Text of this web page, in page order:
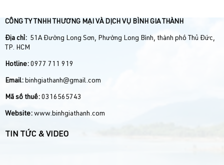
CÔNG TY TNHH THƯƠNG MẠI VÀ DỊCH VỤ BÌNH GIA THÀNH
Địa chỉ: 51A Đường Long Sơn, Phường Long Bình, thành phố Thủ Đức,
TP. HCM
Hotline: 0977 711 919
Email: binhgiathanh@gmail.com
Mã số thuế: 0316565743
Website: www.binhgiathanh.com
TIN TỨC & VIDEO